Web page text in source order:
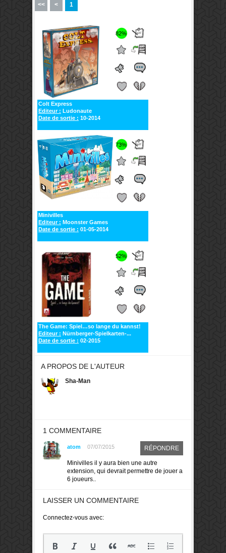
<< < 1
82%
Colt Express
Editeur : Ludonaute
Date de sortie : 10-2014
73%
Minivilles
Editeur : Moonster Games
Date de sortie : 01-05-2014
52%
The Game: Spiel…so lange du kannst!
Editeur : Nürnberger-Spielkarten-...
Date de sortie : 02-2015
A PROPOS DE L'AUTEUR
Sha-Man
1 COMMENTAIRE
atom 07/07/2015 RÉPONDRE
Minivilles il y aura bien une autre
extension, qui devrait permettre de jouer a
6 joueurs..
LAISSER UN COMMENTAIRE
Connectez-vous avec: